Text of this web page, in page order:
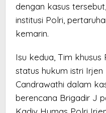
dengan kasus
institusi Polri,
kemarin.
Isu kedua, Tim
status hukum istri
Candrawathi dalam
berencana Brigadir J